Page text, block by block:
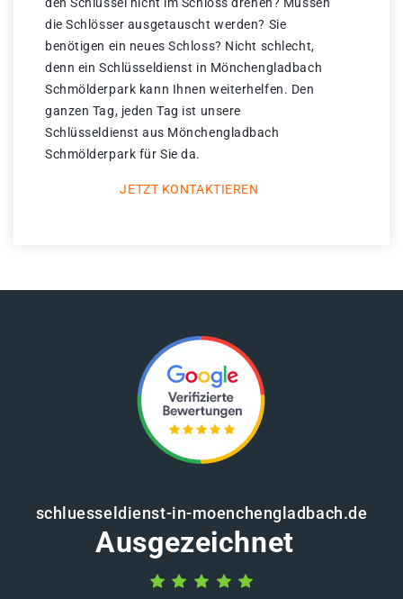
den Schlüssel nicht im Schloss drehen? Müssen
die Schlösser ausgetauscht werden? Sie
benötigen ein neues Schloss? Nicht schlecht,
denn ein Schlüsseldienst in Mönchengladbach
Schmölderpark kann Ihnen weiterhelfen. Den
ganzen Tag, jeden Tag ist unsere
Schlüsseldienst aus Mönchengladbach
Schmölderpark für Sie da.
JETZT KONTAKTIEREN
schluesseldienst-in-moenchengladbach.de
Ausgezeichnet